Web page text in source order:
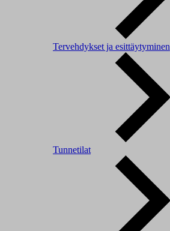
Tervehdykset ja esittäytyminen
Tunnetilat